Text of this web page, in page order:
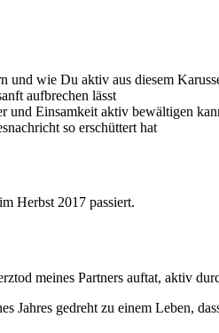
und wie Du aktiv aus diesem
aufbrechen lässt
und Einsamkeit aktiv bewältigen
so erschüttert hat
Herbst 2017 passiert.
meines Partners auftat, aktiv
Jahres gedreht zu einem Leben,